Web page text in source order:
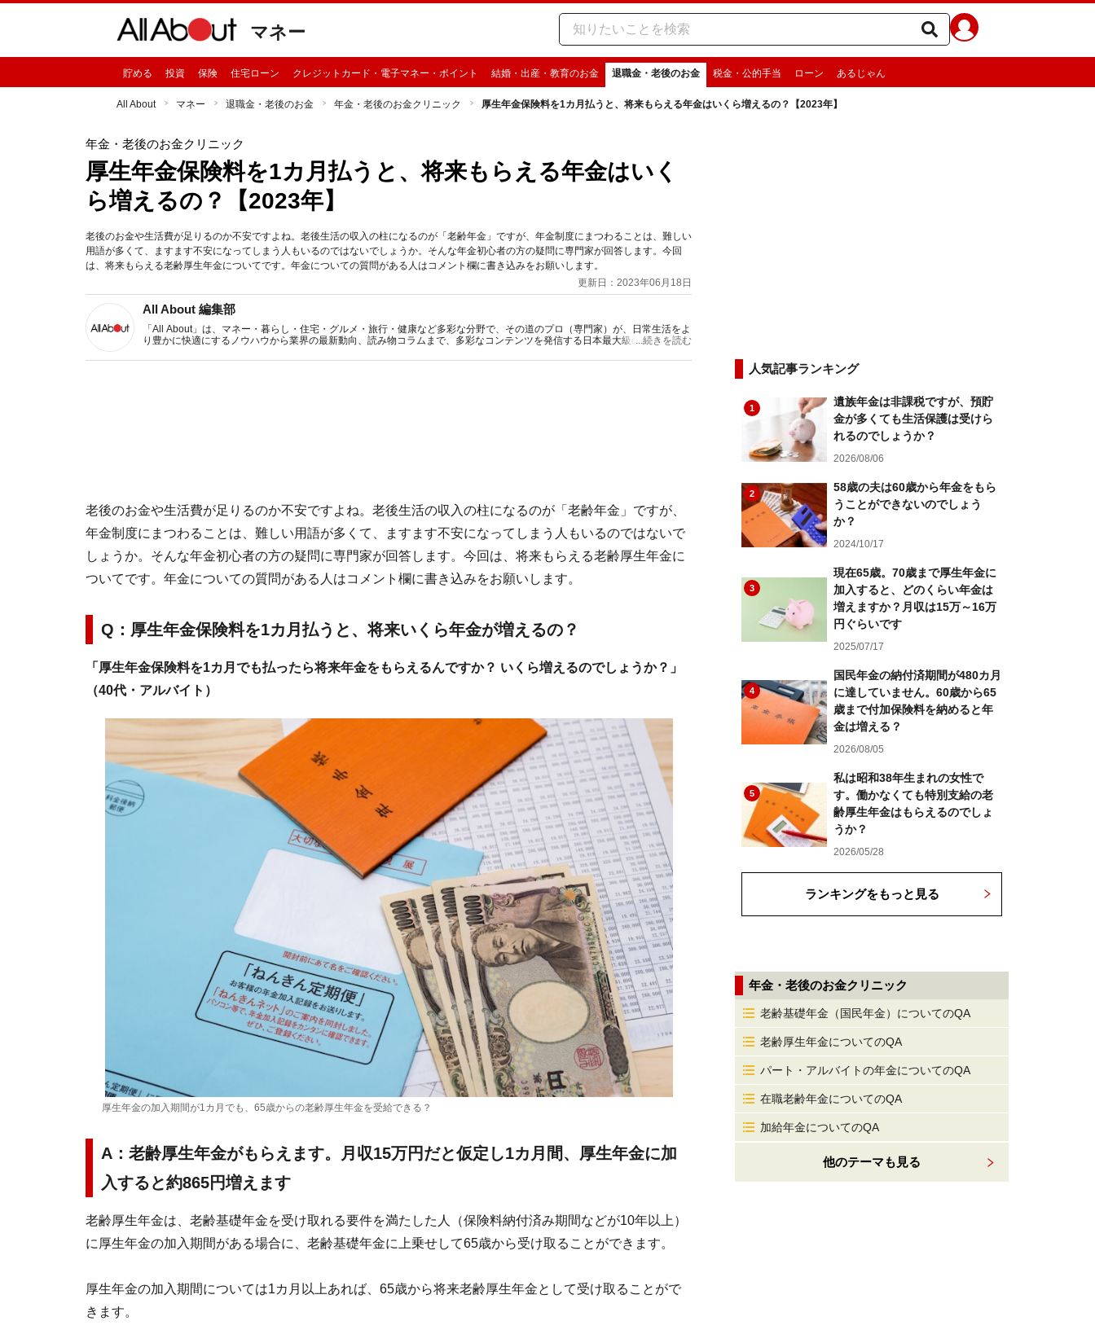
マネー
貯める 投資 保険 住宅ローン クレジットカード・電子マネー・ポイント 結婚・出産・教育のお金 退職金・老後のお金 税金・公的手当 ローン あるじゃん
All About マネー 退職金・老後のお金 年金・老後のお金クリニック 厚生年金保険料を1カ月払うと、将来もらえる年金はいくら増えるの？【2023年】
年金・老後のお金クリニック
厚生年金保険料を1カ月払うと、将来もらえる年金はいく
ら増えるの？【2023年】
老後のお金や生活費が足りるのか不安ですよね。老後生活の収入の柱になるのが「老齢年金」ですが、年金制度にまつわることは、難しい
用語が多くて、ますます不安になってしまう人もいるのではないでしょうか。そんな年金初心者の方の疑問に専門家が回答します。今回
は、将来もらえる老齢厚生年金についてです。年金についての質問がある人はコメント欄に書き込みをお願いします。
更新日：2023年06月18日
All About 編集部
「All About」は、マネー・暮らし・住宅・グルメ・旅行・健康など多彩な分野で、その道のプロ（専門家）が、日常生活をよ
り豊かに快適にするノウハウから業界の最新動向、読み物コラムまで、多彩なコンテンツを発信する日本最大級の総合情報サ
...続きを読む
老後のお金や生活費が足りるのか不安ですよね。老後生活の収入の柱になるのが「老齢年金」ですが、
年金制度にまつわることは、難しい用語が多くて、ますます不安になってしまう人もいるのではないで
しょうか。そんな年金初心者の方の疑問に専門家が回答します。今回は、将来もらえる老齢厚生年金に
ついてです。年金についての質問がある人はコメント欄に書き込みをお願いします。
Q：厚生年金保険料を1カ月払うと、将来いくら年金が増えるの？
「厚生年金保険料を1カ月でも払ったら将来年金をもらえるんですか？ いくら増えるのでしょうか？」
（40代・アルバイト）
厚生年金の加入期間が1カ月でも、65歳からの老齢厚生年金を受給できる？
A：老齢厚生年金がもらえます。月収15万円だと仮定し1カ月間、厚生年金に加
入すると約865円増えます
老齢厚生年金は、老齢基礎年金を受け取れる要件を満たした人（保険料納付済み期間などが10年以上）
に厚生年金の加入期間がある場合に、老齢基礎年金に上乗せして65歳から受け取ることができます。
厚生年金の加入期間については1カ月以上あれば、65歳から将来老齢厚生年金として受け取ることがで
きます。
人気記事ランキング
1
遺族年金は非課税ですが、預貯
金が多くても生活保護は受けら
れるのでしょうか？
2026/08/06
2
58歳の夫は60歳から年金をもら
うことができないのでしょう
か？
2024/10/17
3
現在65歳。70歳まで厚生年金に
加入すると、どのくらい年金は
増えますか？月収は15万～16万
円ぐらいです
2025/07/17
4
国民年金の納付済期間が480カ月
に達していません。60歳から65
歳まで付加保険料を納めると年
金は増える？
2026/08/05
5
私は昭和38年生まれの女性で
す。働かなくても特別支給の老
齢厚生年金はもらえるのでしょ
うか？
2026/05/28
ランキングをもっと見る
年金・老後のお金クリニック
老齢基礎年金（国民年金）についてのQA
老齢厚生年金についてのQA
パート・アルバイトの年金についてのQA
在職老齢年金についてのQA
加給年金についてのQA
他のテーマも見る